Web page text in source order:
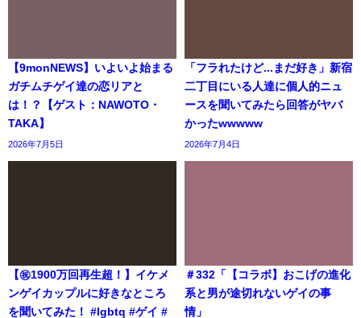
【9monNEWS】いよいよ始まる
ガチムチゲイ達の恋リアと
は！？【ゲスト：NAWOTO・
TAKA】
2026年7月5日
「フラれたけど...まだ好き」新宿
二丁目にいる人達に個人的ニュ
ースを聞いてみたら回答がヤバ
かったwwwww
2026年7月4日
【㊗️1900万回再生超！】イケメ
ンゲイカップルに好きなところ
を聞いてみた！ #lgbtq #ゲイ #
＃332「【コラボ】おこげの進化
系と男が途切れないゲイの事
情」